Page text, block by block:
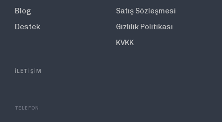
Blog
Destek
Satış Sözleşmesi
Gizlilik Politikası
KVKK
İLETİŞİM
TELEFON